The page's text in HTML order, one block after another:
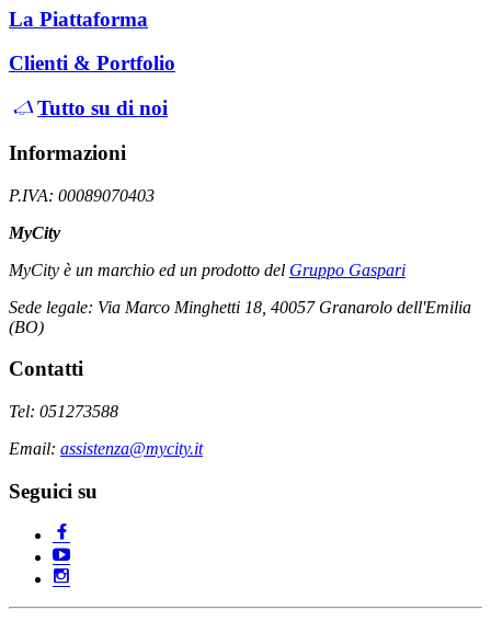
La Piattaforma
Clienti & Portfolio
Tutto su di noi
Informazioni
P.IVA: 00089070403
MyCity
MyCity è un marchio ed un prodotto del Gruppo Gaspari
Sede legale: Via Marco Minghetti 18, 40057 Granarolo dell'Emilia
(BO)
Contatti
Tel: 051273588
Email: assistenza@mycity.it
Seguici su